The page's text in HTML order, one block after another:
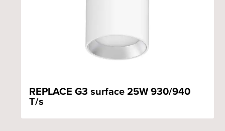
REPLACE G3 surface 25W 930/940
T/s